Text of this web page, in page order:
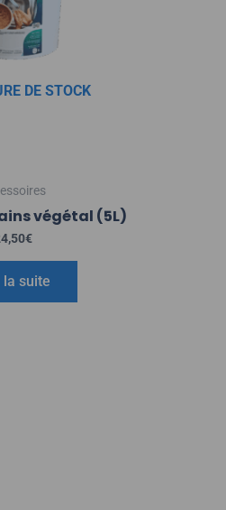
DE STOCK
végétal (5L)
€
la suite